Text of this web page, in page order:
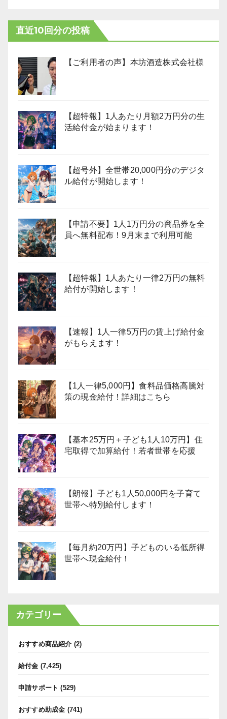
直近10回分の投稿
【ご利用者の声】本坊酒造株式会社様
【超特報】1人あたり月額2万円分の生
活給付金が始まります！
【超号外】全世帯20,000円分のデジタ
ル給付が開始します！
【申請不要】1人1万円分の商品券を全
員へ無料配布！9月末まで利用可能
【超特報】1人あたり一律2万円の無料
給付が開始します！
【速報】1人一律5万円の賃上げ給付金
がもらえます！
【1人一律5,000円】食料品価格高騰対
策の現金給付！詳細はこちら
【基本25万円＋子ども1人10万円】住
宅取得で加算給付！若者世帯を応援
【朗報】子ども1人50,000円を子育て
世帯へ特別給付します！
【毎月約20万円】子どものいる低所得
世帯へ現金給付！
カテゴリー
おすすめ商品紹介 (2)
給付金 (7,425)
申請サポート (529)
おすすめ助成金 (741)